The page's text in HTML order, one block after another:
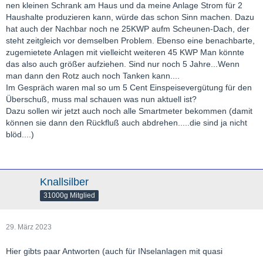
nen kleinen Schrank am Haus und da meine Anlage Strom für 2
Haushalte produzieren kann, würde das schon Sinn machen. Dazu
hat auch der Nachbar noch ne 25KWP aufm Scheunen-Dach, der
steht zeitgleich vor demselben Problem. Ebenso eine benachbarte,
zugemietete Anlagen mit vielleicht weiteren 45 KWP Man könnte
das also auch größer aufziehen. Sind nur noch 5 Jahre...Wenn
man dann den Rotz auch noch Tanken kann....
Im Gespräch waren mal so um 5 Cent Einspeisevergütung für den
Überschuß, muss mal schauen was nun aktuell ist?
Dazu sollen wir jetzt auch noch alle Smartmeter bekommen (damit
können sie dann den Rückfluß auch abdrehen.....die sind ja nicht
blöd....)
Knallsilber
31000g Mitglied
29. März 2023
Hier gibts paar Antworten (auch für INselanlagen mit quasi